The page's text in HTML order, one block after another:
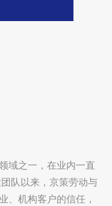
域之一，在业内一直
队以来，京策劳动与
、机构客户的信任，